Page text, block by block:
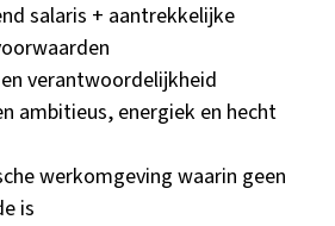
salaris + aantrekkelijke
verantwoordelijkheid
ambitieus, energiek en hecht
werkomgeving waarin geen
is